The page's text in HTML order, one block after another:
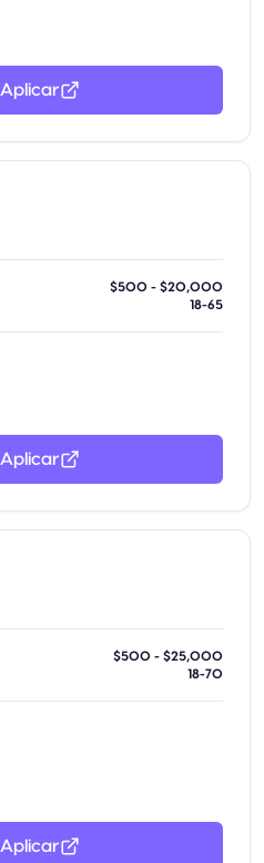
Aplicar
$500 - $20,000
18-65
Aplicar
$500 - $25,000
18-70
Aplicar